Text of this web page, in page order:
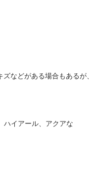
などがある場合もあるが、
ハイアール、アクアな